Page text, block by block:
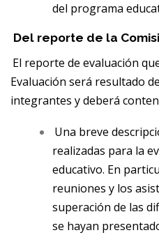
del programa
Del reporte de la
El reporte de evaluación
Evaluación será resultado
integrantes y deberá
Una breve
realizadas para la
educativo. En
reuniones y los
superación de las
se hayan